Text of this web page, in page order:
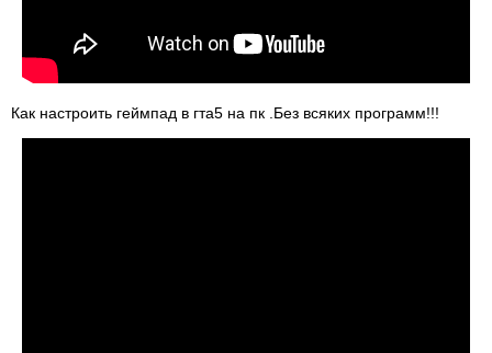
Как настроить геймпад в гта5 на пк .Без всяких программ!!!